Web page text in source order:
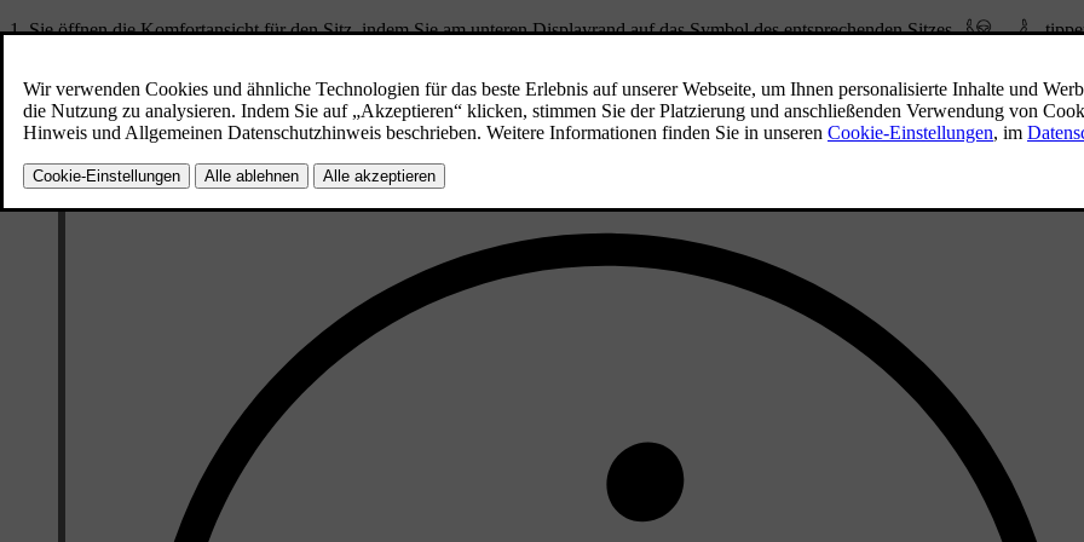
Sie öffnen die Komfortansicht für den Sitz, indem Sie am unteren Displayrand auf das Symbol des entsprechenden Sitzes
Um die Komfortansicht zu schließen, tippen Sie am unteren Displayrand auf den Pfeil nach unten.